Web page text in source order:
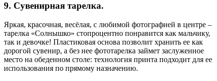
9.​ Сувенирная тарелка.
Яркая, красочная, весёлая, с любимой фотографией в центре –
тарелка «Солнышко» стопроцентно понравится как мальчику,
так и девочке! Пластиковая основа позволит хранить ее как
дорогой сувенир, а без нее фототарелка займет заслуженное
место на обеденном столе: технология принта подходит для ее
использования по прямому назначению.